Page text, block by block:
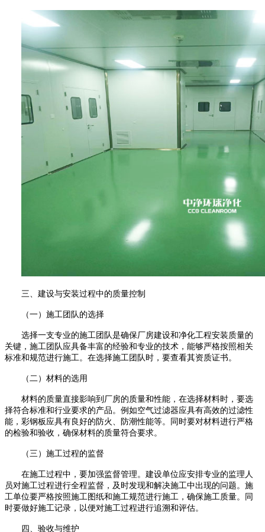
三 、建设与安装过程中的质量控制
（一）施工团队的选择
选择一支专业的施工团队是确保厂房建设和净化工程安装质量的
关键 ， 施工团队应具备丰富的经验和专业的技术，能够严格按照相关
标准和规范进行施工。在选择施工团队时，要查看其资质证书。
（二）材料的选用
材料的质量直接影响到厂房的质量和性能 ， 在选择材料时，要选
择符合标准和行业要求的产品。例如空气过滤器应具有高效的过滤性
能，彩钢板应具有良好的防火、防潮性能等。同时要对材料进行严格
的检验和验收，确保材料的质量符合要求。
（三）施工过程的监督
在施工过程中，要加强监督管理。建设单位应安排专业的监理人
员对施工过程进行全程监督，及时发现和解决施工中出现的问题。施
工单位要严格按照施工图纸和施工规范进行施工，确保施工质量。同
时要做好施工记录，以便对施工过程进行追溯和评估。
四 、验收与维护